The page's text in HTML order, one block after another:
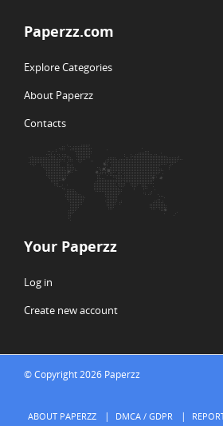
Paperzz.com
Explore Categories
About Paperzz
Contacts
Your Paperzz
Log in
Create new account
© Copyright 2026 Paperzz
ABOUT PAPERZZ DMCA / GDPR